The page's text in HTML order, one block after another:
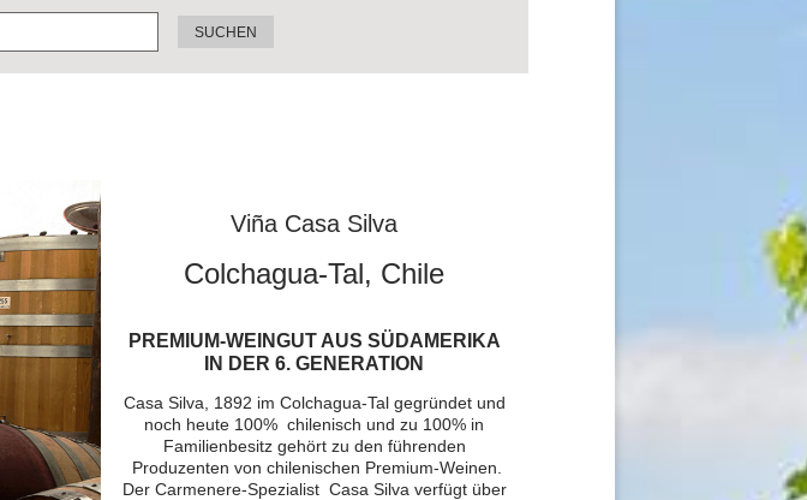
SUCHEN
Viña Casa Silva
Colchagua-Tal, Chile
PREMIUM-WEINGUT AUS SÜDAMERIKA
IN DER 6. GENERATION
Casa Silva, 1892 im Colchagua-Tal gegründet und
noch heute 100% chilenisch und zu 100% in
Familienbesitz gehört zu den führenden
Produzenten von chilenischen Premium-Weinen.
Der Carmenere-Spezialist Casa Silva verfügt über